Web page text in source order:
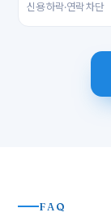
신용 하락·연락 차단
FAQ